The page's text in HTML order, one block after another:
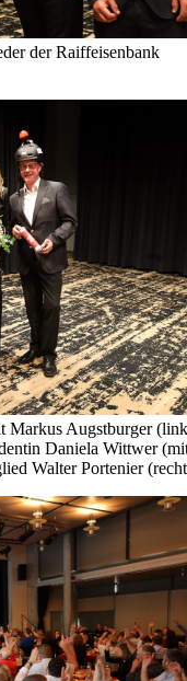
der Raiffeisenbank
Markus Augstburger
Daniela Wittwer
Walter Portenier